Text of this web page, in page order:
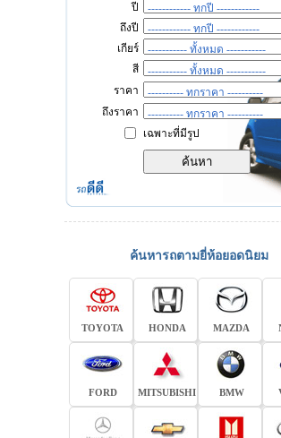
ปี
ถึงปี
เกียร์
สี
ราคา
ถึงราคา
เฉพาะที่มีรูป
ค้นหารถตามยี่ห้อยอดนิยม
TOYOTA HONDA MAZDA
FORD MITSUBISHI BMW